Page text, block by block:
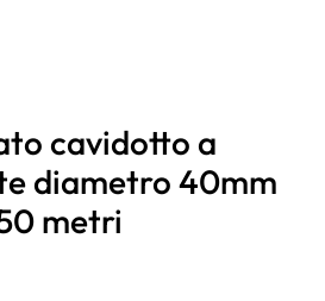
cavidotto a
diametro 40mm
metri